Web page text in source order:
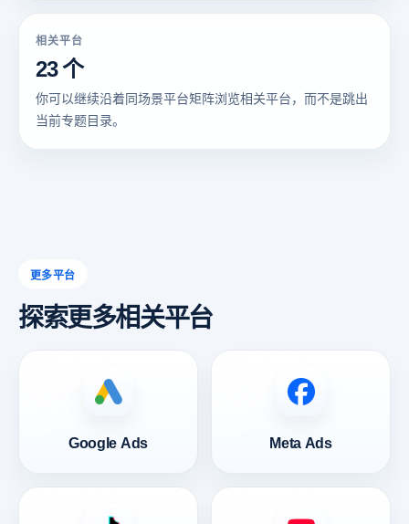
相关平台
23 个
你可以继续沿着同场景平台矩阵浏览相关平台，而不是跳出
当前专题目录。
更多平台
探索更多相关平台
Google Ads Meta Ads